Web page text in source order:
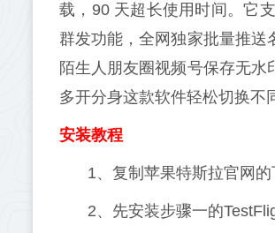
载，90 天超长使用时间。它
群发功能，全网独家批量推
陌生人朋友圈视频号保存无
多开分身这款软件轻松切换不
安装教程
1、复制苹果特斯拉官网
2、先安装步骤一的